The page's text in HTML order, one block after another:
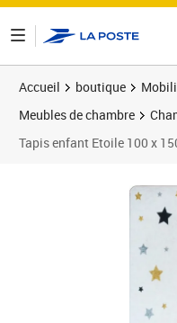
Accueil boutique
Meubles de chambre
Tapis enfant Etoile 100 x